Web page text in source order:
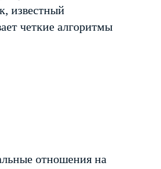
известный
четкие алгоритмы
отношения на